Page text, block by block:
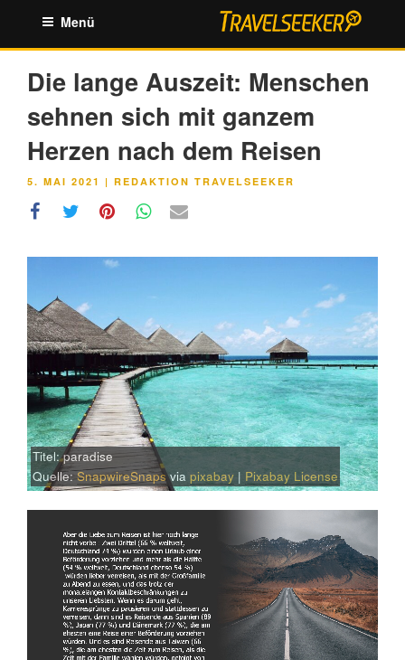
springen
Menü
Die lange Auszeit: Menschen
sehnen sich mit ganzem
Herzen nach dem Reisen
VERÖFFENTLICHT
5. MAI 2021 | REDAKTION TRAVELSEEKER
Titel: paradise
Quelle:SnapwireSnapsviapixabay | Pixabay License